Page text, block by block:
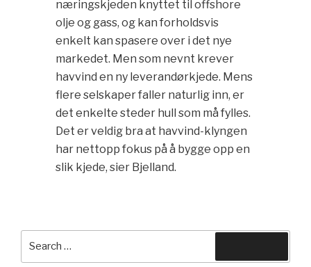
næringskjeden knyttet til offshore
olje og gass, og kan forholdsvis
enkelt kan spasere over i det nye
markedet. Men som nevnt krever
havvind en ny leverandørkjede. Mens
flere selskaper faller naturlig inn, er
det enkelte steder hull som må fylles.
Det er veldig bra at havvind-klyngen
har nettopp fokus på å bygge opp en
slik kjede, sier Bjelland.